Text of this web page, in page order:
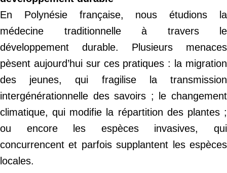
En Polynésie française, nous étudions la
médecine traditionnelle à travers le
développement durable. Plusieurs menaces
pèsent aujourd’hui sur ces pratiques : la migration
des jeunes, qui fragilise la transmission
intergénérationnelle des savoirs ; le changement
climatique, qui modifie la répartition des plantes ;
ou encore les espèces invasives, qui
concurrencent et parfois supplantent les espèces
locales.